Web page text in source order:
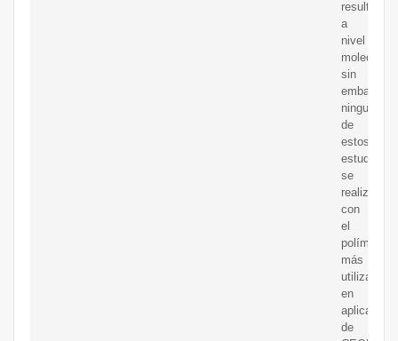
resultados
a
nivel
molecular,
sin
embargo,
ninguno
de
estos
estudios
se
realizó
con
el
polímero
más
utilizado
en
de